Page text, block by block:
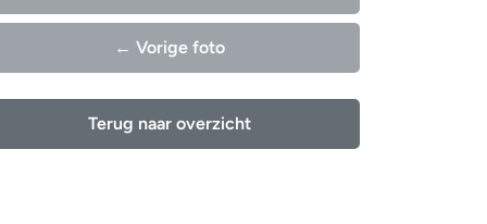
← Vorige foto
Terug naar overzicht